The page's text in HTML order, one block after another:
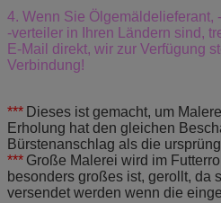
4. Wenn Sie Ölgemäldelieferant,
-verteiler in Ihren Ländern sind,
E-Mail direkt, wir zur Verfügung
Verbindung!
*** Dieses ist gemacht, um
Erholung hat den gleichen
Bürstenanschlag als die
*** Große Malerei wird im
besonders großes ist, gerollt, da
versendet werden wenn die